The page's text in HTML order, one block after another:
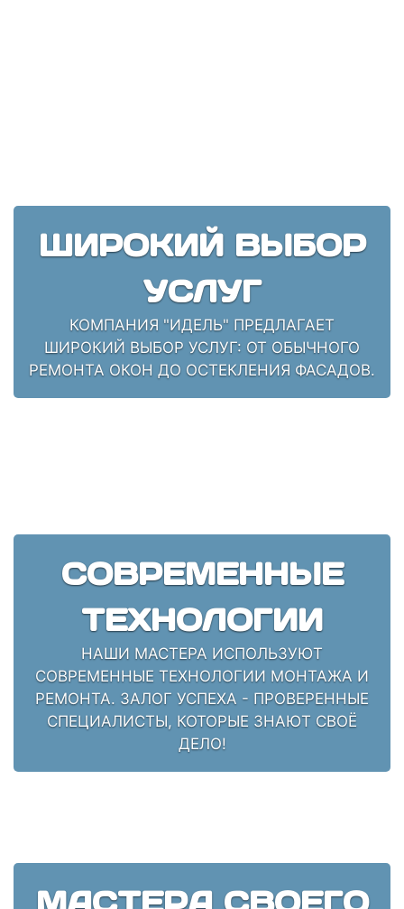
ШИРОКИЙ ВЫБОР
УСЛУГ
КОМПАНИЯ "ИДЕЛЬ" ПРЕДЛАГАЕТ
ШИРОКИЙ ВЫБОР УСЛУГ: ОТ ОБЫЧНОГО
РЕМОНТА ОКОН ДО ОСТЕКЛЕНИЯ ФАСАДОВ.
СОВРЕМЕННЫЕ
ТЕХНОЛОГИИ
НАШИ МАСТЕРА ИСПОЛЬЗУЮТ
СОВРЕМЕННЫЕ ТЕХНОЛОГИИ МОНТАЖА И
РЕМОНТА. ЗАЛОГ УСПЕХА - ПРОВЕРЕННЫЕ
СПЕЦИАЛИСТЫ, КОТОРЫЕ ЗНАЮТ СВОЁ
ДЕЛО!